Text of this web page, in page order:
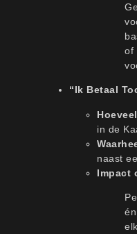
of
“Ik Betaal
in de
naast
Impact